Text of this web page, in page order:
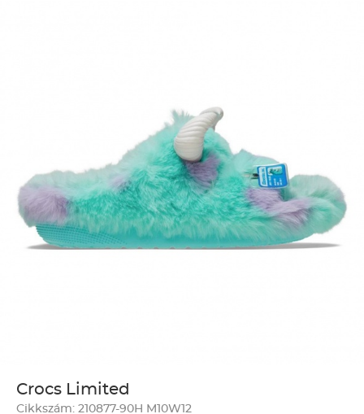
Crocs Limited
Cikkszám: 210877-90H M10W12